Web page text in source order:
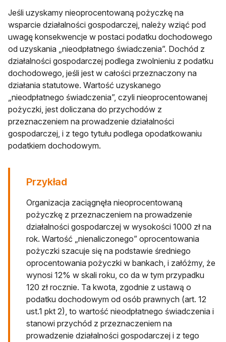
Jeśli uzyskamy nieoprocentowaną pożyczkę na
wsparcie działalności gospodarczej, należy wziąć pod
uwagę konsekwencje w postaci podatku dochodowego
od uzyskania „nieodpłatnego świadczenia”. Dochód z
działalności gospodarczej podlega zwolnieniu z podatku
dochodowego, jeśli jest w całości przeznaczony na
działania statutowe. Wartość uzyskanego
„nieodpłatnego świadczenia”, czyli nieoprocentowanej
pożyczki, jest doliczana do przychodów z
przeznaczeniem na prowadzenie działalności
gospodarczej, i z tego tytułu podlega opodatkowaniu
podatkiem dochodowym.
Przykład
Organizacja zaciągnęła nieoprocentowaną
pożyczkę z przeznaczeniem na prowadzenie
działalności gospodarczej w wysokości 1000 zł na
rok. Wartość „nienaliczonego” oprocentowania
pożyczki szacuje się na podstawie średniego
oprocentowania pożyczki w bankach, i załóżmy, że
wynosi 12% w skali roku, co da w tym przypadku
120 zł rocznie. Ta kwota, zgodnie z ustawą o
podatku dochodowym od osób prawnych (art. 12
ust.1 pkt 2), to wartość nieodpłatnego świadczenia i
stanowi przychód z przeznaczeniem na
prowadzenie działalności gospodarczej i z tego